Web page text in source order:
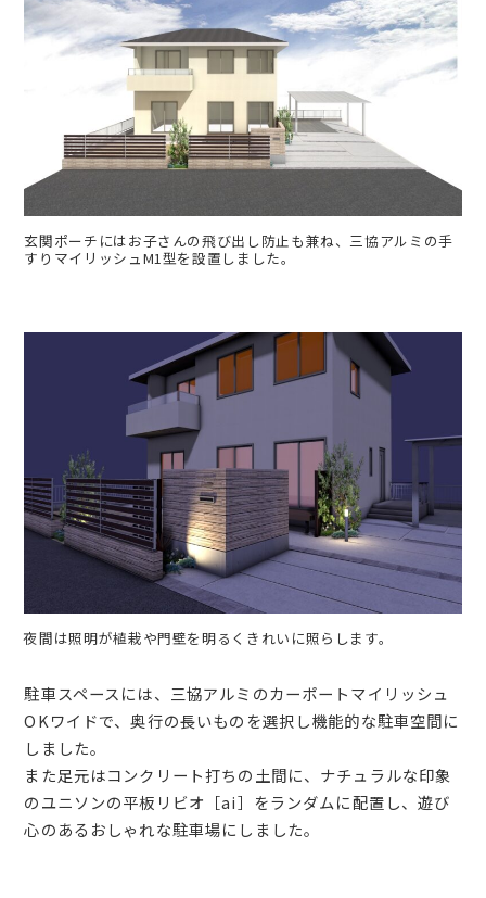
玄関ポーチにはお子さんの飛び出し防止も兼ね、三協アルミの手
すりマイリッシュM1型を設置しました。
夜間は照明が植栽や門壁を明るくきれいに照らします。
駐車スペースには、三協アルミのカーポートマイリッシュ
OKワイドで、奥行の長いものを選択し機能的な駐車空間に
しました。
また足元はコンクリート打ちの土間に、ナチュラルな印象
のユニソンの平板リビオ［ai］をランダムに配置し、遊び
心のあるおしゃれな駐車場にしました。